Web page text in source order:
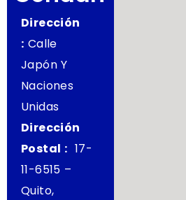
Dirección
: Calle
Japón Y
Naciones
Unidas
Dirección
Postal : 17-
11-6515 –
Quito,